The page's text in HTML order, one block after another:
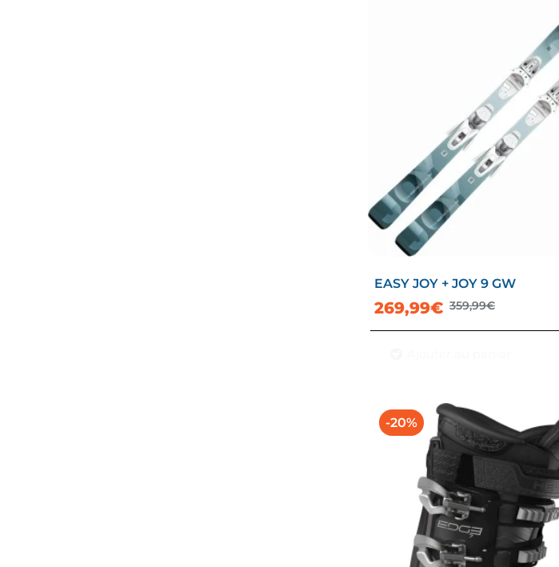
EASY JOY + JOY 9 GW
269,99€ 359,99€
-20%